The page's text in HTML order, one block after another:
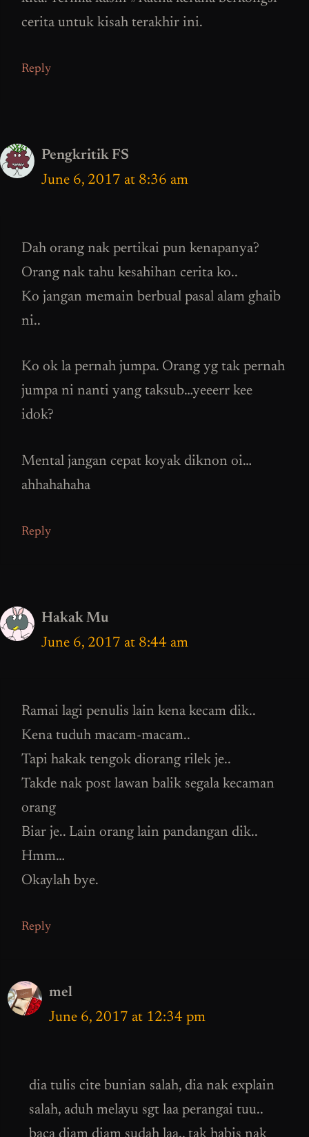
cerita untuk kisah terakhir ini.
Reply
Pengkritik FS
June 6, 2017 at 8:36 am
Dah orang nak pertikai pun kenapanya?
Orang nak tahu kesahihan cerita ko..
Ko jangan memain berbual pasal alam ghaib
ni..
Ko ok la pernah jumpa. Orang yg tak pernah
jumpa ni nanti yang taksub…yeeerr kee
idok?
Mental jangan cepat koyak diknon oi…
ahhahahaha
Reply
Hakak Mu
June 6, 2017 at 8:44 am
Ramai lagi penulis lain kena kecam dik..
Kena tuduh macam-macam..
Tapi hakak tengok diorang rilek je..
Takde nak post lawan balik segala kecaman
orang
Biar je.. Lain orang lain pandangan dik..
Hmm…
Okaylah bye.
Reply
mel
June 6, 2017 at 12:34 pm
dia tulis cite bunian salah, dia nak explain
salah, aduh melayu sgt laa perangai tuu..